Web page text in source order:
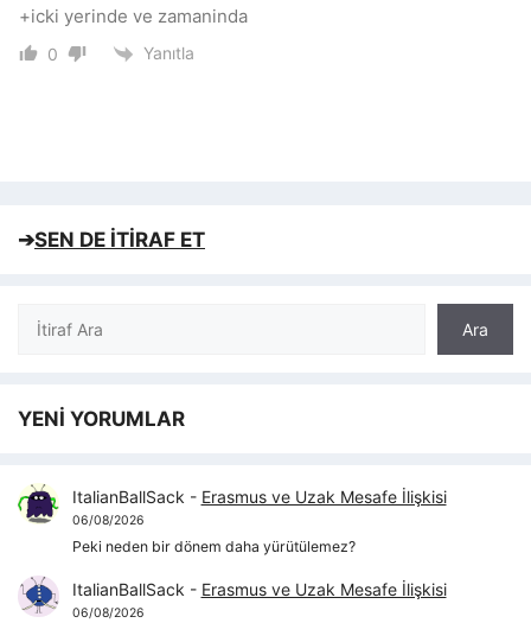
+icki yerinde ve zamaninda
0 Yanıtla
➔SEN DE İTİRAF ET
Ara
Ara
YENİ YORUMLAR
ItalianBallSack - Erasmus ve Uzak Mesafe İlişkisi
06/08/2026
Peki neden bir dönem daha yürütülemez?
ItalianBallSack - Erasmus ve Uzak Mesafe İlişkisi
06/08/2026